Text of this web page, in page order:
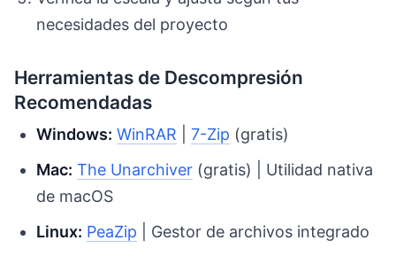
necesidades del proyecto
Herramientas de Descompresión
Recomendadas
Windows: WinRAR |7-Zip (gratis)
Mac: The Unarchiver (gratis) | Utilidad nativa
de macOS
Linux: PeaZip | Gestor de archivos integrado